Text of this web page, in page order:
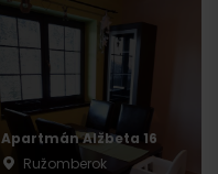
Apartmán Alžbeta 16
Ružomberok